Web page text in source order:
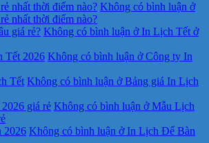
nhất thời điểm nào? Không có bình luận ở
nhất thời điểm nào?
giá rẻ? Không có bình luận ở In Lịch Tết ở
Tết 2026 Không có bình luận ở Công ty In
Tết Không có bình luận ở Bảng giá In Lịch
giá rẻ Không có bình luận ở Mẫu Lịch
2026 Không có bình luận ở In Lịch Để Bàn